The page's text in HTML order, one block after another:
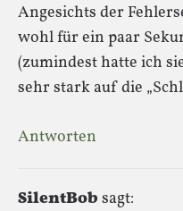
Angesichts der
wohl für ein paar
(zumindest hatte ich
sehr stark auf die
Antworten
SilentBob sagt: